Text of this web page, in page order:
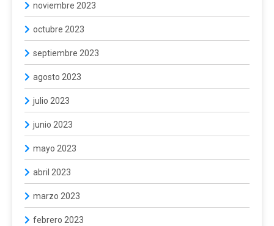
noviembre 2023
octubre 2023
septiembre 2023
agosto 2023
julio 2023
junio 2023
mayo 2023
abril 2023
marzo 2023
febrero 2023